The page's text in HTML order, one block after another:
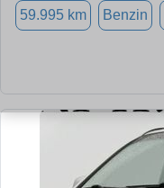
59.995 km Benzin